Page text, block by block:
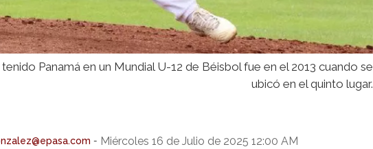
Panamá en un Mundial U-12 de Béisbol fue en el 2013 cuando se
ubicó en el quinto lugar.
- Miércoles 16 de Julio de 2025 12:00 AM